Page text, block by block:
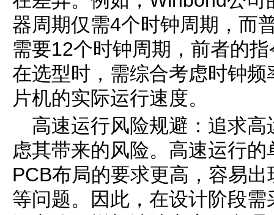
器周期仅需4个时钟周期，而
需要12个时钟周期，前者的
在选型时，需综合考虑时钟
片机的实际运行速度。
高速运行风险规避：追求
虑其带来的风险。高速运行
PCB布局的要求更高，容易
等问题。因此，在设计阶段